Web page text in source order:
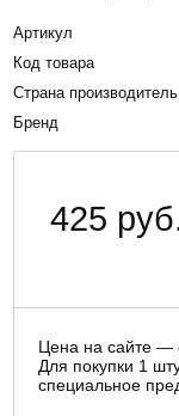
Артикул
Код товара
Страна производитель
Бренд
425
Цена на сайте —
Для покупки 1
специальное